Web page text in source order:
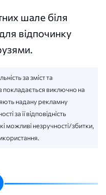
шале біля
відпочинку
за зміст та
покладається виключно на
надану рекламну
за її відповідність
можливі незручності/збитки,